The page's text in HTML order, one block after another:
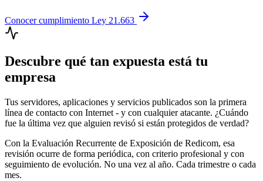
Conocer cumplimiento Ley 21.663
Descubre qué tan expuesta está tu
empresa
Tus servidores, aplicaciones y servicios publicados son la primera
línea de contacto con Internet - y con cualquier atacante. ¿Cuándo
fue la última vez que alguien revisó si están protegidos de verdad?
Con la Evaluación Recurrente de Exposición de Redicom, esa
revisión ocurre de forma periódica, con criterio profesional y con
seguimiento de evolución. No una vez al año. Cada trimestre o cada
mes.